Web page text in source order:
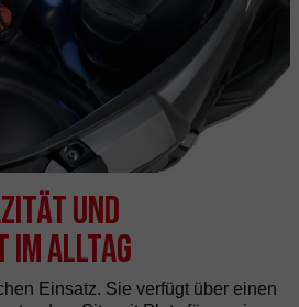
und
im Alltag
Einsatz. Sie verfügt über einen